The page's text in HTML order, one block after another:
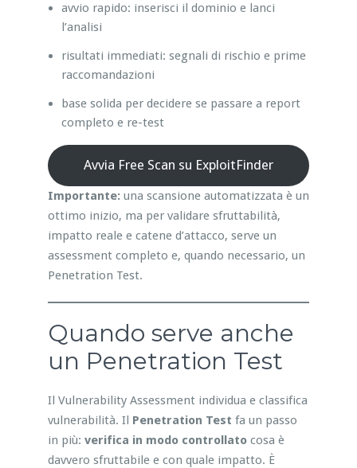
avvio rapido: inserisci il dominio e lanci
l’analisi
risultati immediati: segnali di rischio e prime
raccomandazioni
base solida per decidere se passare a report
completo e re-test
Avvia Free Scan su ExploitFinder
Importante: una scansione automatizzata è un
ottimo inizio, ma per validare sfruttabilità,
impatto reale e catene d’attacco, serve un
assessment completo e, quando necessario, un
Penetration Test.
Quando serve anche
un Penetration Test
Il Vulnerability Assessment individua e classifica
vulnerabilità. Il Penetration Test fa un passo
in più: verifica in modo controllatocosa è
davvero sfruttabile e con quale impatto. È